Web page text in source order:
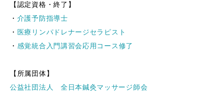
【認定資格・終了】
・ 介護予防指導士
・ 医療リンパドレナージセラピスト
・ 感覚統合入門講習会応用コース修了
【所属団体】
公益社団法人 全日本鍼灸マッサージ師会